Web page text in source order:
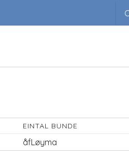
EINTAL BUNDE
åfLøyma